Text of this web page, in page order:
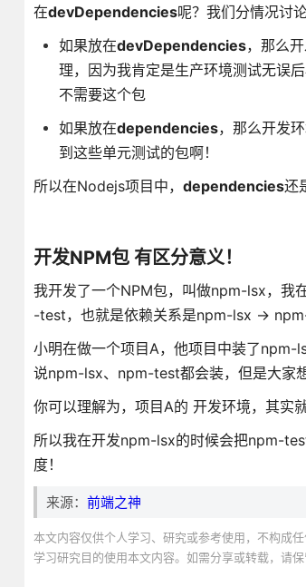
在devDependencies呢？我们分情况讨论
如果放在devDependencies，那么
理，因为我肯定是生产环境测试无误
不需要这个包
如果放在dependencies，那么开发
到这些单元测试的包啊！
所以在Nodejs项目中， dependencies还
开发NPM包 有区分意义！
我开发了一个NPM包，叫做npm-lsx，我
-test，也就是依赖关系是npm-lsx ->
小明在做一个项目A，他项目中装了npm-
说npm-lsx、npm-test都会装，但是大家
你可以理解为，项目A的 开发环境，其实
所以我在开发npm-lsx的时候会把npm-
度！
来源： 前端之神
本文内容仅供个人学习、研究或参考使用，不构成
学习研究目的使用本文内容。如需分享或转载，请